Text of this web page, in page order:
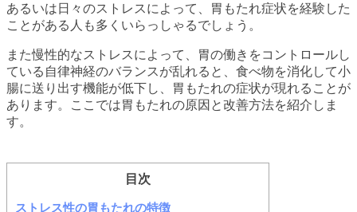
あるいは日々のストレスによって、胃もたれ症状を経験した
ことがある人も多くいらっしゃるでしょう。
また慢性的なストレスによって、胃の働きをコントロールし
ている自律神経のバランスが乱れると、食べ物を消化して小
腸に送り出す機能が低下し、胃もたれの症状が現れることが
あります。ここでは胃もたれの原因と改善方法を紹介しま
す。
目次
ストレス性の胃もたれの特徴